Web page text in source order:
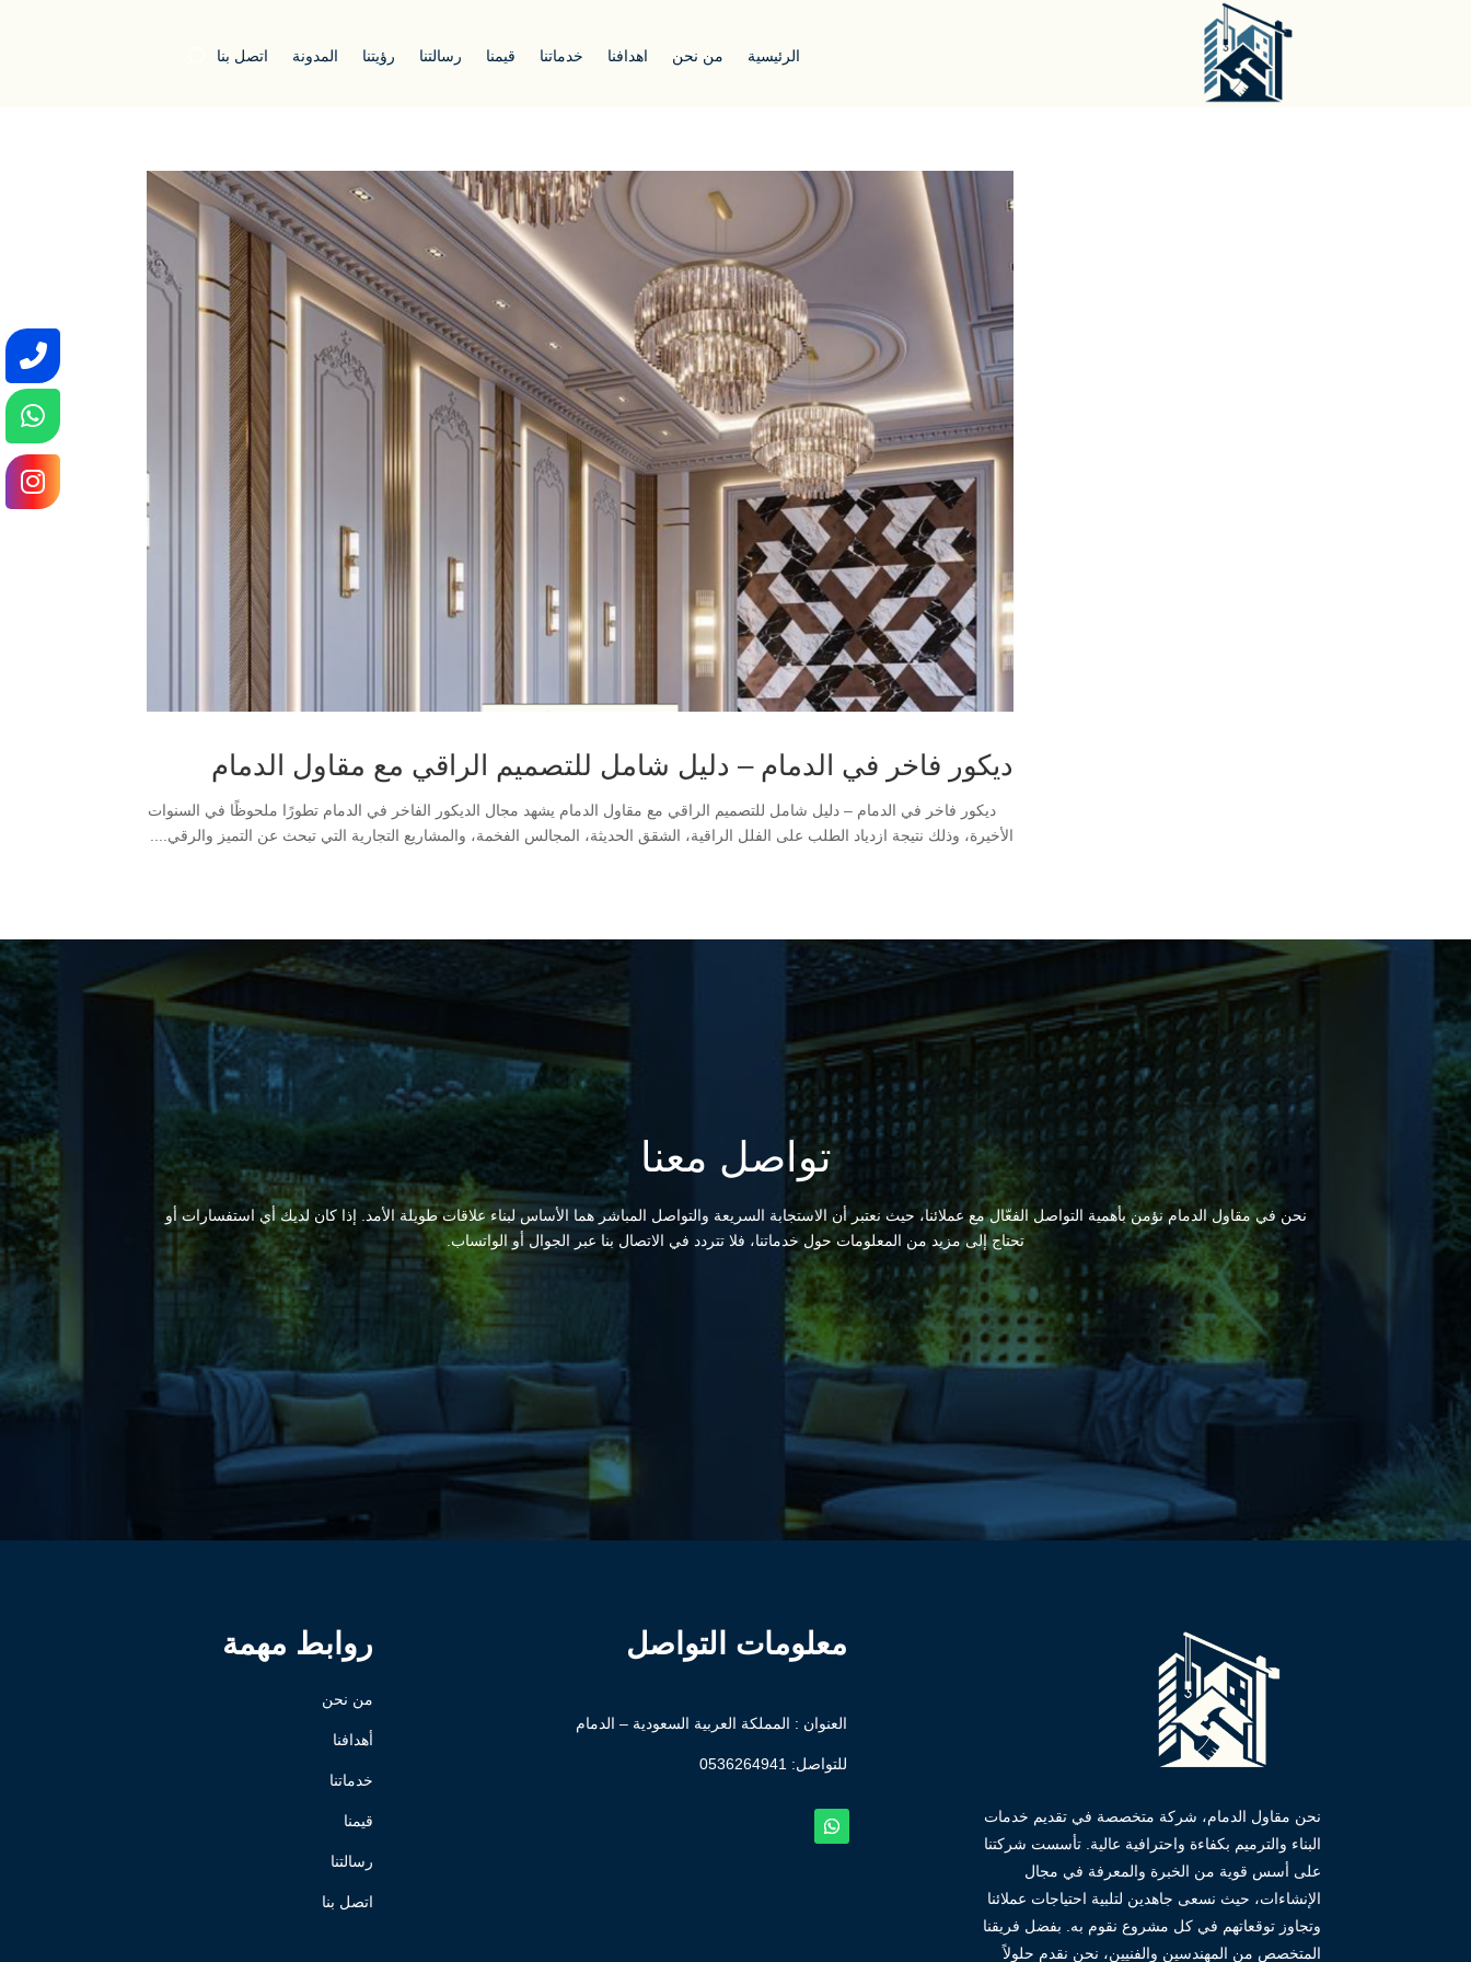
الرئيسية من نحن اهدافنا خدماتنا قيمنا رسالتنا رؤيتنا المدونة اتصل بنا
ديكور فاخر في الدمام – دليل شامل للتصميم الراقي مع مقاول الدمام
ديكور فاخر في الدمام – دليل شامل للتصميم الراقي مع مقاول الدمام يشهد مجال الديكور الفاخر في الدمام تطورًا ملحوظًا في السنوات
الأخيرة، وذلك نتيجة ازدياد الطلب على الفلل الراقية، الشقق الحديثة، المجالس الفخمة، والمشاريع التجارية التي تبحث عن التميز والرقي....
تواصل معنا
نحن في مقاول الدمام نؤمن بأهمية التواصل الفعّال مع عملائنا، حيث نعتبر أن الاستجابة السريعة والتواصل المباشر هما الأساس لبناء علاقات طويلة الأمد. إذا كان لديك أي استفسارات أو
تحتاج إلى مزيد من المعلومات حول خدماتنا، فلا تتردد في الاتصال بنا عبر الجوال أو الواتساب.
روابط مهمة
من نحن
أهدافنا
خدماتنا
قيمنا
رسالتنا
اتصل بنا
معلومات التواصل
العنوان : المملكة العربية السعودية – الدمام
للتواصل: ⁦ 0536264941
نحن مقاول الدمام، شركة متخصصة في تقديم خدمات
البناء والترميم بكفاءة واحترافية عالية. تأسست شركتنا
على أسس قوية من الخبرة والمعرفة في مجال
الإنشاءات، حيث نسعى جاهدين لتلبية احتياجات عملائنا
وتجاوز توقعاتهم في كل مشروع نقوم به. بفضل فريقنا
المتخصص من المهندسين والفنيين، نحن نقدم حلولاً